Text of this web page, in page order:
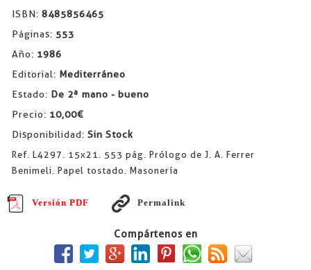
ISBN: 8485856465
Páginas: 553
Año: 1986
Editorial: Mediterráneo
Estado: De 2ª mano - bueno
Precio: 10,00€
Disponibilidad: Sin Stock
Ref. L4297. 15x21. 553 pág. Prólogo de J. A. Ferrer
Benimeli. Papel tostado. Masonería
Versión PDF Permalink
Compártenos en